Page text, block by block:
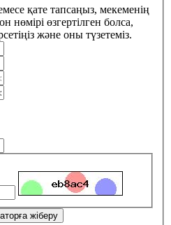
қате тапсаңыз, мекеменің
нөмірі өзгертілген болса,
және оны түзетеміз.
жіберу